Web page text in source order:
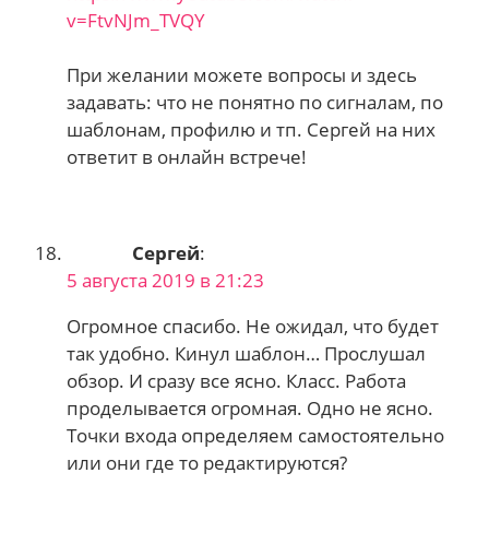
v=FtvNJm_TVQY
При желании можете вопросы и здесь
задавать: что не понятно по сигналам, по
шаблонам, профилю и тп. Сергей на них
ответит в онлайн встрече!
Сергей:
5 августа 2019 в 21:23
Огромное спасибо. Не ожидал, что будет
так удобно. Кинул шаблон… Прослушал
обзор. И сразу все ясно. Класс. Работа
проделывается огромная. Одно не ясно.
Точки входа определяем самостоятельно
или они где то редактируются?